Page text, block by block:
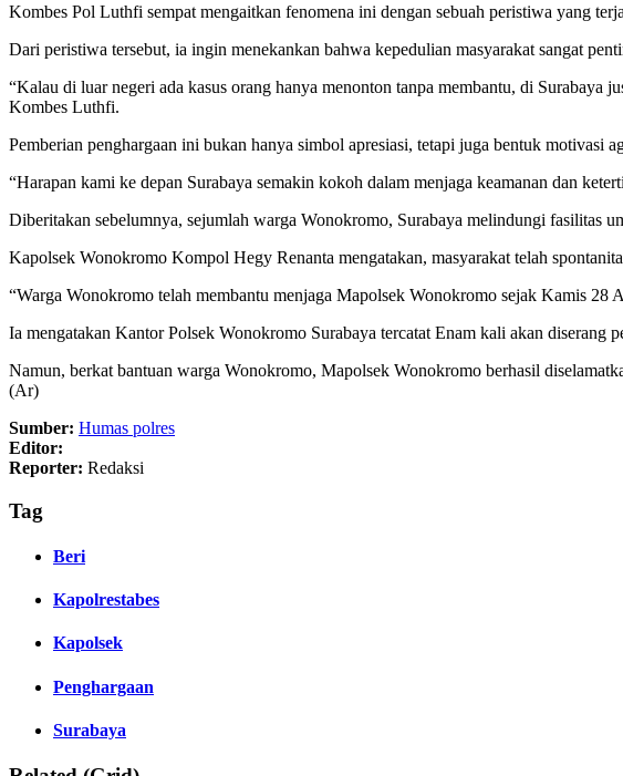
Kombes Pol Luthfi sempat mengaitkan fenomena ini dengan sebuah peristiwa yang
Dari peristiwa tersebut, ia ingin menekankan bahwa kepedulian masyarakat sangat
“Kalau di luar negeri ada kasus orang hanya menonton tanpa membantu, di Surabaya
Kombes Luthfi.
Pemberian penghargaan ini bukan hanya simbol apresiasi, tetapi juga bentuk motivasi
“Harapan kami ke depan Surabaya semakin kokoh dalam menjaga keamanan dan
Diberitakan sebelumnya, sejumlah warga Wonokromo, Surabaya melindungi fasilitas
Kapolsek Wonokromo Kompol Hegy Renanta mengatakan, masyarakat telah
“Warga Wonokromo telah membantu menjaga Mapolsek Wonokromo sejak Kamis 28
Ia mengatakan Kantor Polsek Wonokromo Surabaya tercatat Enam kali akan diserang
Namun, berkat bantuan warga Wonokromo, Mapolsek Wonokromo berhasil
(Ar)
Sumber: Humas polres
Editor:
Reporter: Redaksi
Tag
Beri
Kapolrestabes
Kapolsek
Penghargaan
Surabaya